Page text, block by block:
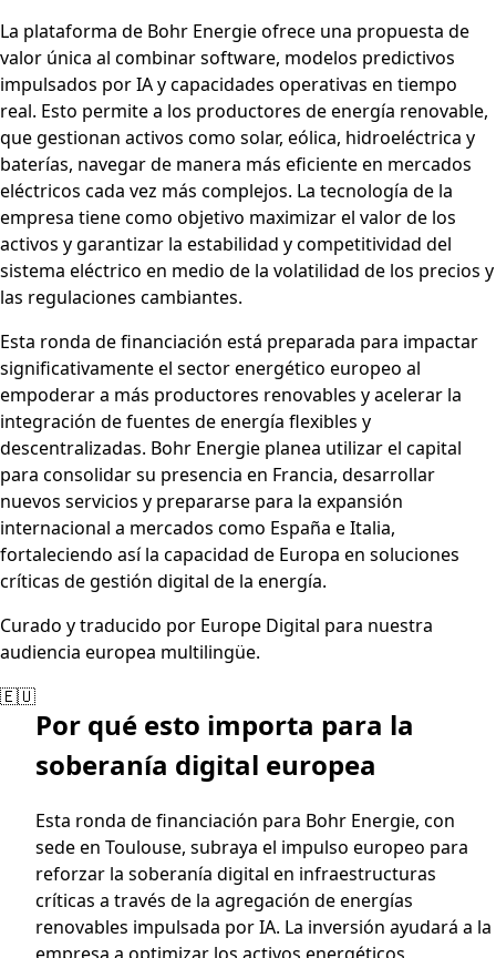
La plataforma de Bohr Energie ofrece una propuesta de
valor única al combinar software, modelos predictivos
impulsados por IA y capacidades operativas en tiempo
real. Esto permite a los productores de energía renovable,
que gestionan activos como solar, eólica, hidroeléctrica y
baterías, navegar de manera más eficiente en mercados
eléctricos cada vez más complejos. La tecnología de la
empresa tiene como objetivo maximizar el valor de los
activos y garantizar la estabilidad y competitividad del
sistema eléctrico en medio de la volatilidad de los precios y
las regulaciones cambiantes.
Esta ronda de financiación está preparada para impactar
significativamente el sector energético europeo al
empoderar a más productores renovables y acelerar la
integración de fuentes de energía flexibles y
descentralizadas. Bohr Energie planea utilizar el capital
para consolidar su presencia en Francia, desarrollar
nuevos servicios y prepararse para la expansión
internacional a mercados como España e Italia,
fortaleciendo así la capacidad de Europa en soluciones
críticas de gestión digital de la energía.
Curado y traducido por Europe Digital para nuestra
audiencia europea multilingüe.
🇪🇺
Por qué esto importa para la
soberanía digital europea
Esta ronda de financiación para Bohr Energie, con
sede en Toulouse, subraya el impulso europeo para
reforzar la soberanía digital en infraestructuras
críticas a través de la agregación de energías
renovables impulsada por IA. La inversión ayudará a la